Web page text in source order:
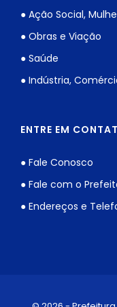
● Ação Social,
● Obras e Viação
● Saúde
● Indústria,
ENTRE EM
● Fale Conosco
● Fale com o
● Endereços e